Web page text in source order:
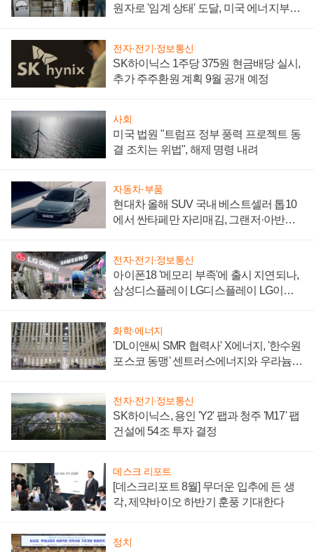
원자로 '임계 상태' 도달, 미국 에너지부
전자·전기·정보통신
SK하이닉스 1주당 375원 현금배당 실시,
추가 주주환원 계획 9월 공개 예정
사회
미국 법원 "트럼프 정부 풍력 프로젝트 동
결 조치는 위법", 해제 명령 내려
자동차·부품
현대차 올해 SUV 국내 베스트셀러 톱10
에서 싼타페만 자리매김, 그랜저·아반떼
전자·전기·정보통신
아이폰18 '메모리 부족'에 출시 지연되나,
삼성디스플레이 LG디스플레이 LG이노
화학·에너지
'DL이앤씨 SMR 협력사' X에너지, '한수원
포스코 동맹' 센트러스에너지와 우라늄
전자·전기·정보통신
SK하이닉스, 용인 'Y2' 팹과 청주 'M17' 팹
건설에 54조 투자 결정
데스크 리포트
[데스크리포트 8월] 무더운 입추에 든 생
각, 제약바이오 하반기 훈풍 기대한다
정치